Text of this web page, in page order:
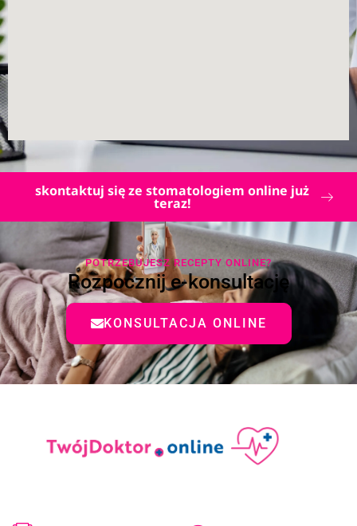
skontaktuj się ze stomatologiem online już
teraz!
POTRZEBUJESZ RECEPTY ONLINE?
Rozpocznij e-konsultację
KONSULTACJA ONLINE